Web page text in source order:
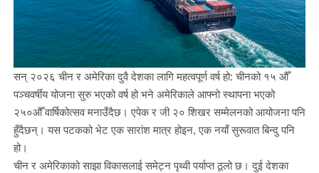
सन् २०२६ चीन र अमेरिका दुवै देशका लागि महत्वपूर्ण वर्ष हो: चीनको १५ औँ
पञ्चवर्षीय योजना सुरु भएको वर्ष हो भने अमेरिकाले आफ्नो स्थापना भएको
२५०औँ वार्षिकोत्सव मनाउँदैछ। एपेक र जी २० शिखर सम्मेलनको आयोजना पनि
हुँदैछन्। यस पटकको भेट एक सारांश मात्र होइन, एक नयाँ सुरूवात बिन्दु पनि
हो।
चीन र अमेरिकाको साझा विकासलाई समेट्न पृथ्वी पर्याप्त ठूलो छ। दुई देशका